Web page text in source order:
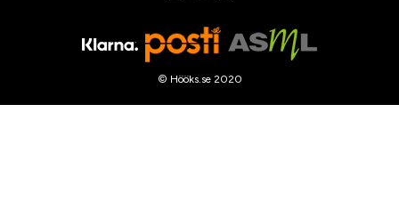
© Hööks.se 2020